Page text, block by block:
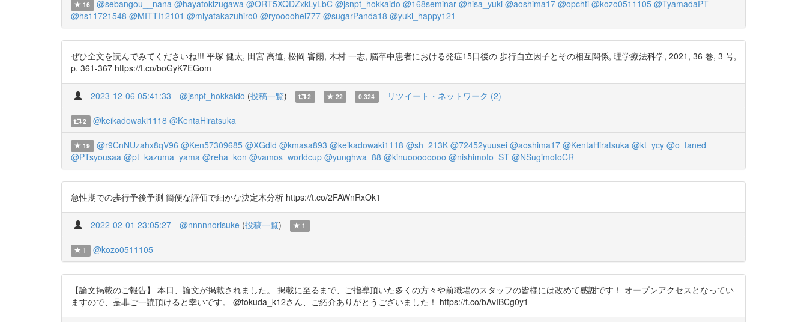
16 @sebangou__nana @hayatokizugawa @ORT5XQDZxkLyLbC @jsnpt_hokkaido @168seminar @hisa_yuki @aoshima17 @opchti @kozo0511105 @TyamadaPT
@hs11721548 @MITTI12101 @miyatakazuhiro0 @ryoooohei777 @sugarPanda18 @yuki_happy121
ぜひ全文を読んでみてくださいね!!! 平塚 健太, 田宮 高道, 松岡 審爾, 木村 一志, 脳卒中患者における発症15日後の 歩行自立因子とその相互関係, 理学療法科学, 2021, 36 巻, 3 号,
p. 361-367 https://t.co/boGyK7EGom
2023-12-06 05:41:33 @jsnpt_hokkaido (投稿一覧) 2 22 0.324 リツイート・ネットワーク (2)
2 @keikadowaki1118 @KentaHiratsuka
19 @r9CnNUzahx8qV96 @Ken57309685 @XGdld @kmasa893 @keikadowaki1118 @sh_213K @72452yuusei @aoshima17 @KentaHiratsuka @kt_ycy @o_taned
@PTsyousaa @pt_kazuma_yama @reha_kon @vamos_worldcup @yunghwa_88 @kinuoooooooo @nishimoto_ST @NSugimotoCR
急性期での歩行予後予測 簡便な評価で細かな決定木分析 https://t.co/2FAWnRxOk1
2022-02-01 23:05:27 @nnnnnorisuke (投稿一覧) 1
1 @kozo0511105
【論文掲載のご報告】 本日、論文が掲載されました。 掲載に至るまで、ご指導頂いた多くの方々や前職場のスタッフの皆様には改めて感謝です！ オープンアクセスとなってい
ますので、是非ご一読頂けると幸いです。 @tokuda_k12さん、ご紹介ありがとうございました！ https://t.co/bAvIBCg0y1